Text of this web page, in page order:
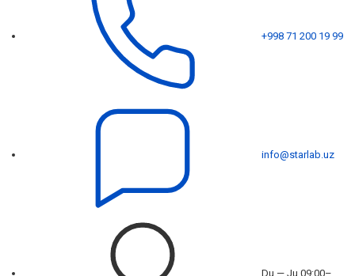
+998 71 200 19 99
info@starlab.uz
Du — Ju 09:00–